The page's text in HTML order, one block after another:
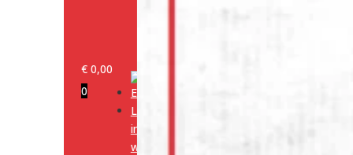
€ 0,00
0
Log
in/klant
worden